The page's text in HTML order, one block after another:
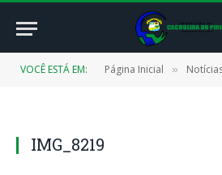
VOCÊ ESTÁ EM: Página Inicial »
IMG_8219